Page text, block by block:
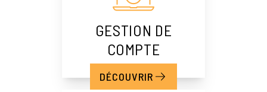
GESTION DE
COMPTE
DÉCOUVRIR